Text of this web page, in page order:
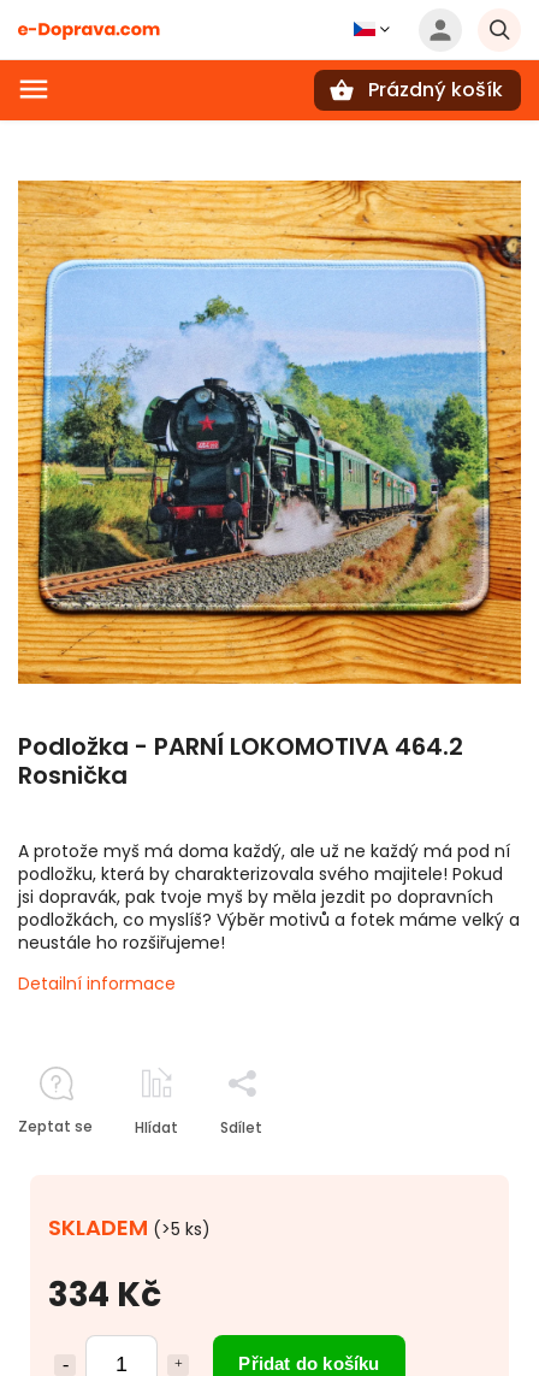
Prázdný košík
Podložka - PARNÍ LOKOMOTIVA 464.2
Rosnička
334 Kč
Přidat do košíku
SKLADEM (>5 ks)
A protože myš má doma každý, ale už ne každý má pod ní
podložku, která by charakterizovala svého majitele! Pokud
jsi dopravák, pak tvoje myš by měla jezdit po dopravních
podložkách, co myslíš? Výběr motivů a fotek máme velký a
neustále ho rozšiřujeme!
Detailní informace
Zeptat se Hlídat Sdílet